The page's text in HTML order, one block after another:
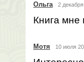
Ольга 2
Книга мне
Мотя 10 июля